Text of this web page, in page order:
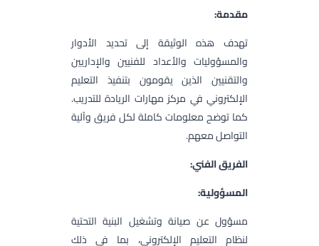
مقدمة:
تهدف هذه الوثيقة إلى تحديد الأدوار
والمسؤوليات والأعداد للفنيين والإداريين
والتقنيين الذين يقومون بتنفيذ التعليم
الإلكتروني في مركز مهارات الريادة للتدريب.
كما توضح معلومات كاملة لكل فريق وآلية
التواصل معهم.
الفريق الفني:
المسؤولية:
مسؤول عن صيانة وتشغيل البنية التحتية
لنظام التعليم الإلكتروني، بما في ذلك